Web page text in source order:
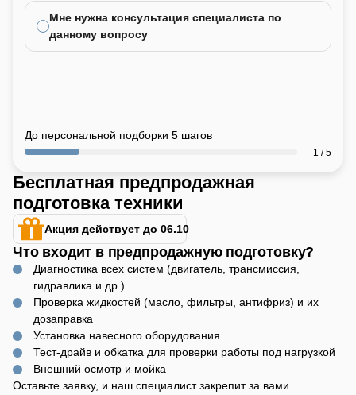
Мне нужна консультация специалиста по
данному вопросу
До персональной подборки 5 шагов
1 / 5
Бесплатная предпродажная
подготовка техники
Акция действует до 06.10
Что входит в предпродажную подготовку?
Диагностика всех систем (двигатель, трансмиссия,
гидравлика и др.)
Проверка жидкостей (масло, фильтры, антифриз) и их
дозаправка
Установка навесного оборудования
Тест-драйв и обкатка для проверки работы под нагрузкой
Внешний осмотр и мойка
Оставьте заявку, и наш специалист закрепит за вами